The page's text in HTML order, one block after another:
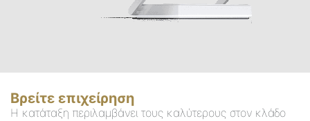
Βρείτε επιχείρηση
Η κατάταξη περιλαμβάνει τους καλύτερους στον κλάδο